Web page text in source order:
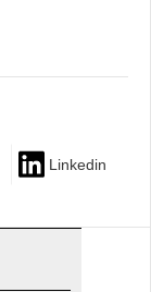
Linkedin